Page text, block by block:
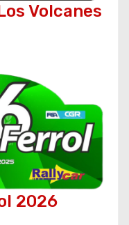
Volcanes
2026